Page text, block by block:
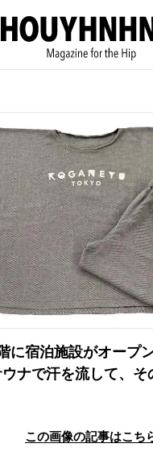
FEATURE BLOG
ファッション、カルチャー、ライフスタ
ADDICT #憧れの逸品
DESIGNS #古着サミ
#マイナーグッド
ぃーん。 #MONTHLY
の所以 #フイナムの
H #FOCUS IT
#SNEAKER
に宿泊施設がオープ
ナで汗を流して、そ
この画像の記事はこち